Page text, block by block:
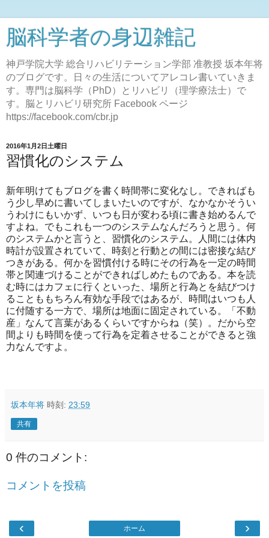
脳科学者の身辺雑記
神戸学院大学 総合リハビリテーション学部 准教授 坂本年将
のブログです。日々の生活についてアレコレ書いていきま
す。専門は脳科学（PhD）とリハビリ（理学療法士）で
す。脳とリハビリ研究所 Facebook ページ
https://facebook.com/cbr.jp
2016年1月2日土曜日
習慣化のシステム
新年明けてもブログを書く時間帯に変化なし。できればも
う少し早めに書いてしまいたいのですが、なかなかそうい
うわけにもいかず、いつも日が変わる頃に書き始めるんで
すよね。でもこれも一つのシステムなんだろうと思う。何
のシステムかと言うと、習慣化のシステム。人間には体内
時計が設置されていて、時刻と行動との間には密接な結び
つきがある。何かを習慣付ける時にその行為を一定の時間
帯と関連づけることができればしめたものである。本を読
む時にはカフェに行くといった、場所と行為とを結びつけ
ることももちろん有効な手段ではあるが、時間はいつも人
に付随する一方で、場所は地面に固定されている。「不動
産」なんて言葉があるくらいですからね（笑）。だから空
間よりも時間を使って行為を定着させることができると強
力なんですよ。
坂本年将 時刻: 23:59
共有
0 件のコメント:
コメントを投稿
‹ ›
ホーム